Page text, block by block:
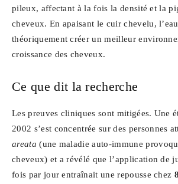
pileux, affectant à la fois la densité et la
cheveux. En apaisant le cuir chevelu,
théoriquement créer un meilleur
croissance des cheveux.
Ce que dit la recherche
Les preuves cliniques sont mitigées. Une
2002 s’est concentrée sur des personnes
areata (une maladie auto-immune
cheveux) et a révélé que l’application de
fois par jour entraînait une repousse chez